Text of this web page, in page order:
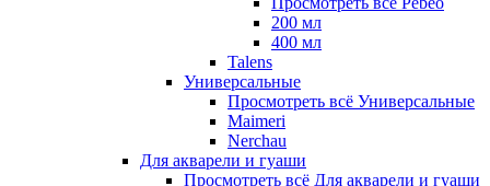
200 мл
400 мл
Talens
Универсальные
Просмотреть всё Универсальные
Maimeri
Nerchau
Для акварели и гуаши
Просмотреть всё Для акварели и гуаши